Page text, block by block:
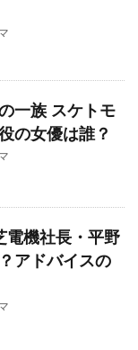
一族 スケトモ
の女優は誰？
電機社長・平野
アドバイスの